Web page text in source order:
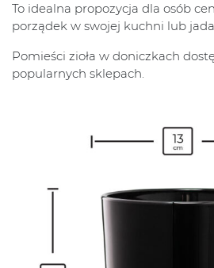
To idealna propozycja dla osób
porządek w swojej kuchni lub
Pomieści zioła w doniczkach
popularnych sklepach.